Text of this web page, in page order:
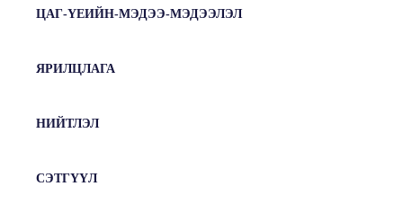
ЦАГ-ҮЕИЙН-МЭДЭЭ-МЭДЭЭЛЭЛ
ЯРИЛЦЛАГА
НИЙТЛЭЛ
СЭТГҮҮЛ